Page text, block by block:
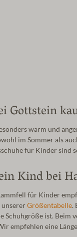
Gottstein
warm und
im Sommer als
für Kinder sind
Kind bei
für Kinder
Größentabelle.
Schuhgröße ist.
empfehlen eine